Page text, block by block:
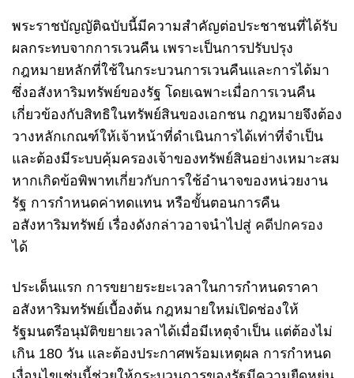
พระราชบัญญัติฉบับนี้มีความสำคัญต่อประชาชนที่ได้รับ
ผลกระทบจากการเวนคืน เพราะเป็นการปรับปรุง
กฎหมายหลักที่ใช้ในกระบวนการเวนคืนและการได้มา
ซึ่งอสังหาริมทรัพย์ของรัฐ โดยเฉพาะเมื่อการเวนคืน
เกี่ยวข้องกับสิทธิในทรัพย์สินของเอกชน กฎหมายจึงต้อง
วางหลักเกณฑ์ให้เจ้าหน้าที่ดำเนินการได้เท่าที่จำเป็น
และต้องมีระบบคุ้มครองเจ้าของทรัพย์สินอย่างเหมาะสม
หากเกิดข้อพิพาทเกี่ยวกับการใช้อำนาจของหน่วยงาน
รัฐ การกำหนดค่าทดแทน หรือขั้นตอนการคืน
อสังหาริมทรัพย์ เรื่องดังกล่าวอาจนำไปสู่ คดีปกครอง
ได้
ประเด็นแรก การขยายระยะเวลาในการกำหนดราคา
อสังหาริมทรัพย์เบื้องต้น กฎหมายใหม่เปิดช่องให้
รัฐมนตรีอนุมัติขยายเวลาได้เมื่อมีเหตุจำเป็น แต่ต้องไม่
เกิน 180 วัน และต้องประกาศพร้อมเหตุผล การกำหนด